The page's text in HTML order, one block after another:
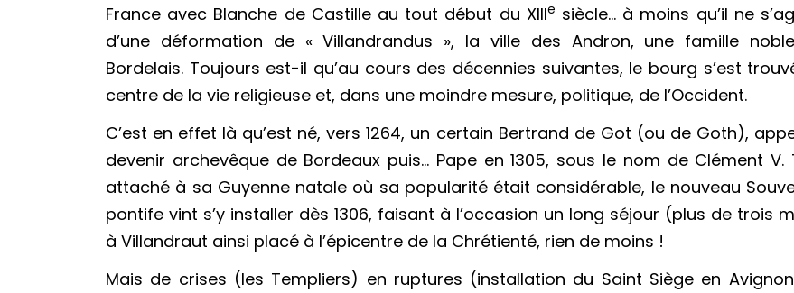
France avec Blanche de Castille au tout début du XIIIe siècle… à moins qu’il ne
d’une déformation de « Villandrandus », la ville des Andron, une famille
Bordelais. Toujours est-il qu’au cours des décennies suivantes, le bourg s’est
centre de la vie religieuse et, dans une moindre mesure, politique, de l’Occident.
C’est en effet là qu’est né, vers 1264, un certain Bertrand de Got (ou de Goth),
devenir archevêque de Bordeaux puis… Pape en 1305, sous le nom de Clément V.
attaché à sa Guyenne natale où sa popularité était considérable, le nouveau
pontife vint s’y installer dès 1306, faisant à l’occasion un long séjour (plus de trois
à Villandraut ainsi placé à l’épicentre de la Chrétienté, rien de moins !
Mais de crises (les Templiers) en ruptures (installation du Saint Siège en